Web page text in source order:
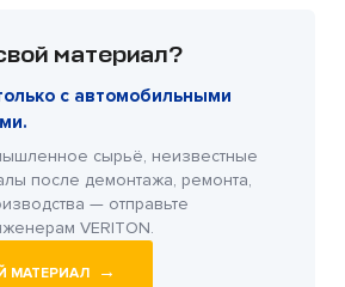
материал?
с автомобильными
сырьё, неизвестные
после демонтажа, ремонта,
— отправьте
VERITON.
МАТЕРИАЛ →